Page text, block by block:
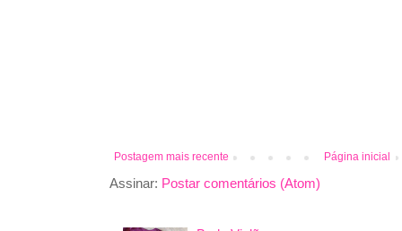
Postagem mais recente Página inicial
Assinar: Postar comentários (Atom)